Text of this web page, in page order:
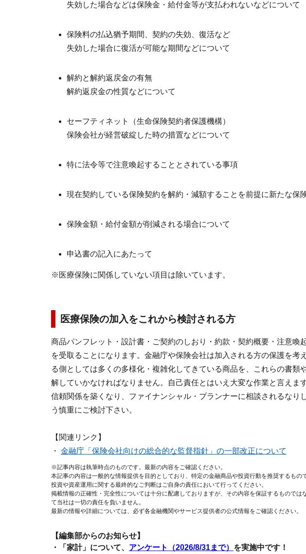
失効した場合などは保険金・給付金等が支払われないなどについて
保険料の払込猶予期間、契約の失効、復活など
失効した場合に復活が可能な期間などについて
解約と解約返戻金の有無
解約返戻金の性質などについて
セーフティネット（生命保険契約者保護機構）
保険会社が経営破綻した時の措置などについて
特に法令等で注意喚起することとされている事項
現在契約している保険契約を解約・減額することを前提に新たな保
保険金額・給付金額が削減される場合について
申込書の記入にあたって
※医療保険に関係していない項目は除いています。
医療保険の加入をこれから検討される方
商品パンフレット・設計書・ご契約のしおり・約款・契約概要・注意喚
を受取ることになります。金融庁や保険会社は加入される方の保護を考
る側としては多くの多様化・複雑化してきている商品を、これらの書類
解していかなければなりません。自己責任とはいえ大変な作業と言えま
信頼関係を築くなり、ファイナンシャル・プランナーに相談されるなり
う慎重にご検討下さい。
【関連リンク】
・ 金融庁「保険会社向けの総合的な監督指針」の一部改正について
※記事内容は執筆時点のものです。最新の内容をご確認ください。
本記事の内容は一般的な情報提供を目的としており、特定の金融商品や投資行動を推奨するもの
投資や資産運用に関する最終的なご判断はご自身の責任において行ってください。
掲載情報の正確性・完全性については十分に配慮しておりますが、その内容を保証するものでは
て当社は一切の責任を負いません。
最新の情報や詳細については、必ず各金融機関やサービス提供者の公式情報をご確認ください。
【編集部からのお知らせ】
・「家計」について、 アンケート（2026/8/31まで） を実施中です！